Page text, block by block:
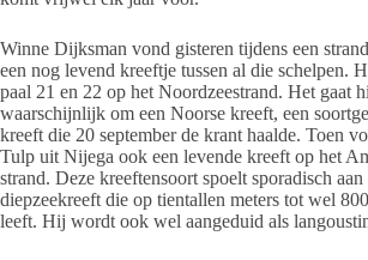
Winne Dijksman vond gisteren tijdens een
een nog levend kreeftje tussen al die schelpen.
paal 21 en 22 op het Noordzeestrand. Het gaat
waarschijnlijk om een Noorse kreeft, een
kreeft die 20 september de krant haalde. Toen
Tulp uit Nijega ook een levende kreeft op het
strand. Deze kreeftensoort spoelt sporadisch aan
diepzeekreeft die op tientallen meters tot wel
leeft. Hij wordt ook wel aangeduid als